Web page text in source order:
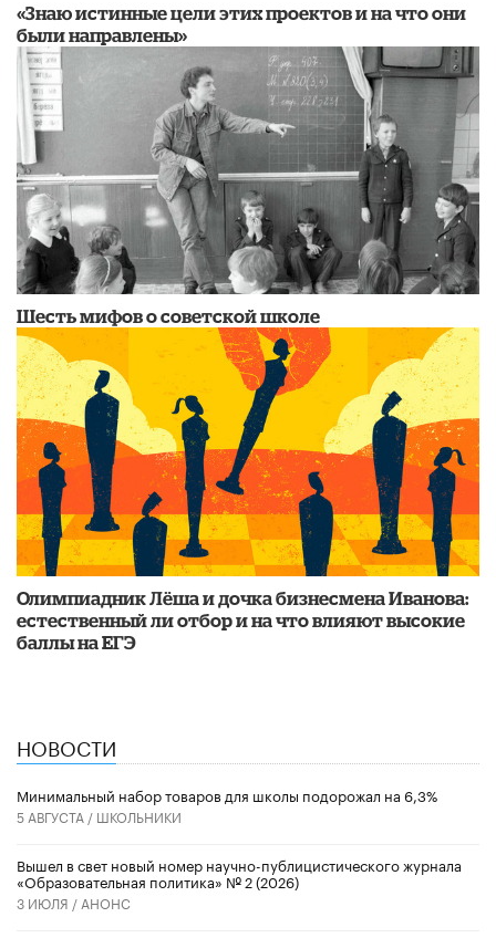
«Знаю истинные цели этих проектов и на что они
были направлены»
Шесть мифов о советской школе
Олимпиадник Лёша и дочка бизнесмена Иванова:
естественный ли отбор и на что влияют высокие
баллы на ЕГЭ
НОВОСТИ
Минимальный набор товаров для школы подорожал на 6,3%
5 АВГУСТА / ШКОЛЬНИКИ
Вышел в свет новый номер научно-публицистического журнала
«Образовательная политика» № 2 (2026)
3 ИЮЛЯ / АНОНС